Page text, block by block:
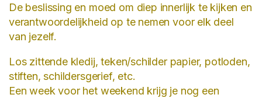
De beslissing en moed om diep innerlijk te kijken en
verantwoordelijkheid op te nemen voor elk deel
van jezelf.
Los zittende kledij, teken/schilder papier, potloden,
stiften, schildersgerief, etc.
Een week voor het weekend krijg je nog een